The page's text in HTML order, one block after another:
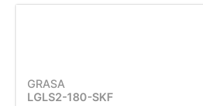
GRASA
LGLS2-180-SKF